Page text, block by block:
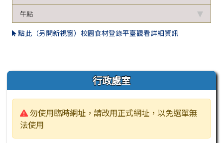
午點
點此（另開新視窗）校園食材登錄平臺觀看詳細資訊
左邊區域內容 行政處室
警告:
勿使用臨時網址，請改用正式網址，以免選單無
法使用